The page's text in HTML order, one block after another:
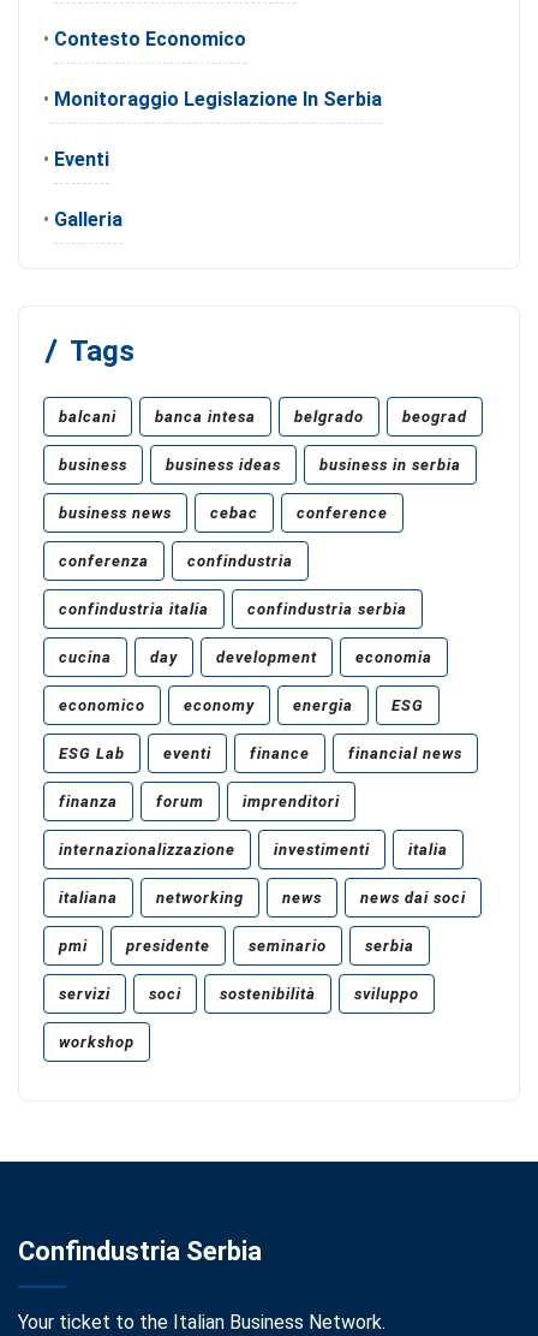
• Contesto Economico
• Monitoraggio Legislazione In Serbia
• Eventi
• Galleria
Tags
balcani banca intesa belgrado beograd
business business ideas business in serbia
business news cebac conference
conferenza confindustria
confindustria italia confindustria serbia
cucina day development economia
economico economy energia ESG
ESG Lab eventi finance financial news
finanza forum imprenditori
internazionalizzazione investimenti italia
italiana networking news news dai soci
pmi presidente seminario serbia
servizi soci sostenibilità sviluppo
workshop
Confindustria Serbia
Your ticket to the Italian Business Network.